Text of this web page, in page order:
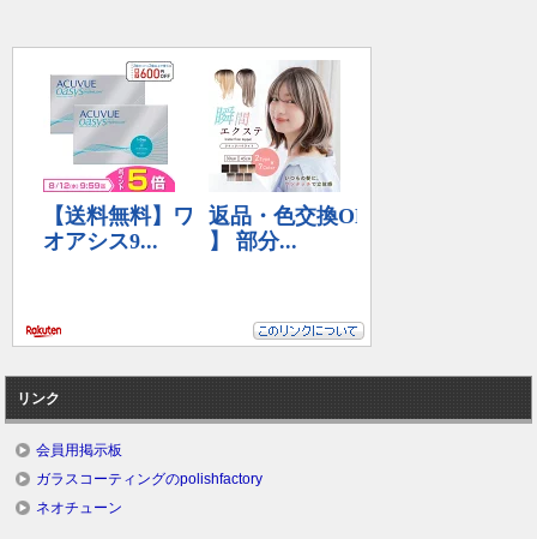
リンク
会員用掲示板
ガラスコーティングのpolishfactory
ネオチューン